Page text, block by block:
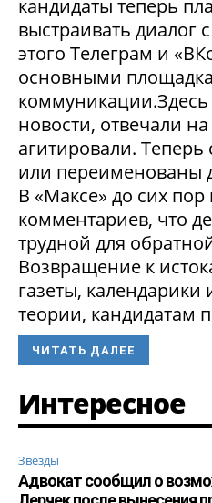
кандидаты теперь
выстраивать диалог
этого Телеграм и
основными
коммуникации.Здесь
новости, отвечали
агитировали.
или переименованы
В «Максе» до сих
комментариев, что
трудной для
Возвращение к
газеты, календарики
теории, кандидатам
ЧИТАТЬ ДАЛЕЕ
Интересное
Звезды
Адвокат сообщил о